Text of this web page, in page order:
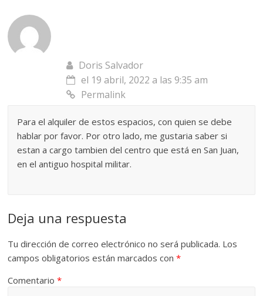
Doris Salvador
el 19 abril, 2022 a las 9:35 am
Permalink
Para el alquiler de estos espacios, con quien se debe
hablar por favor. Por otro lado, me gustaria saber si
estan a cargo tambien del centro que está en San Juan,
en el antiguo hospital militar.
Deja una respuesta
Tu dirección de correo electrónico no será publicada. Los
campos obligatorios están marcados con*
Comentario*